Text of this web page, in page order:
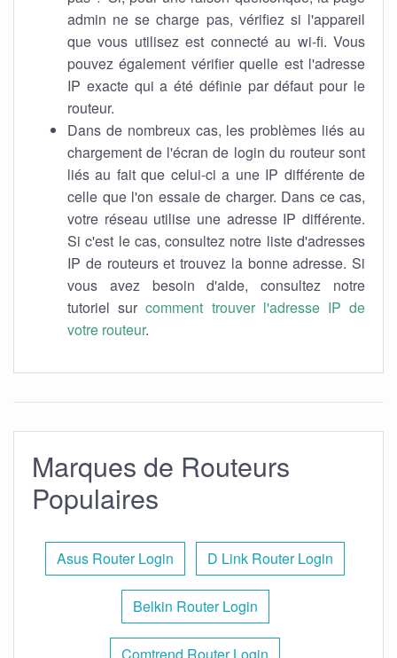
admin ne se charge pas, vérifiez si l'appareil
que vous utilisez est connecté au wi-fi. Vous
pouvez également vérifier quelle est l'adresse
IP exacte qui a été définie par défaut pour le
routeur.
Dans de nombreux cas, les problèmes liés au
chargement de l'écran de login du routeur sont
liés au fait que celui-ci a une IP différente de
celle que l'on essaie de charger. Dans ce cas,
votre réseau utilise une adresse IP différente.
Si c'est le cas, consultez notre liste d'adresses
IP de routeurs et trouvez la bonne adresse. Si
vous avez besoin d'aide, consultez notre
tutoriel surcomment trouver l'adresse IP de
votre routeur.
Marques de Routeurs
Populaires
Asus Router Login D Link Router Login
Belkin Router Login